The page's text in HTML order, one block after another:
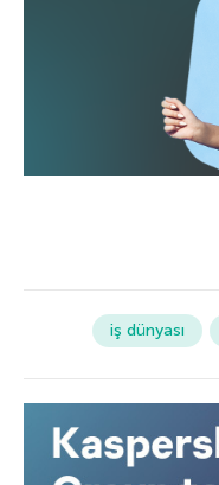
iş dünyası